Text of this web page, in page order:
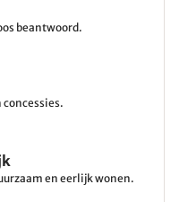
beantwoord.
concessies.
en eerlijk wonen.